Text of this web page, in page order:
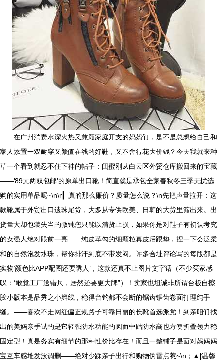
在广州消费水深火热又兼顾家庭开支的妈妈们，是不是总想给自己和
家人添置一双耐穿又颜值在线的好鞋，又不舍得花大价钱？今天我就来种
草一个看到就忍不住下神的帖子：闺蜜刚从白云区外贸仓库搬回来的宝藏
——'89元两双包邮'的原单出口靴！简直就是承包全家春秋冬三季无忧选
购的实用单品呢~\n\n▎真的那么廉价？质量怎么说？\n先把声量拉开：这
款靴属于外贸出口遗珠尾货，大多从专供欧美、日韩的大货里筛出来。出
货量大却包装失当的微钝疤只能以清货止损，如果你是对鞋子有初认考究
的女强人绝对眼前一亮——纯皮革勾的细颗粒真皮后跟垫，捏一下会泛柔
和的自然泡发水珠，帮你排汗到底不带发闷。许多合址评论写的每版都是
实物‘颜色比APP配图还要诱人’，这款还真不止图片文字话（不少买家感
叹：“敢觉工厂送错尺，居然还要更大牌”）！卖家也坦诚非所谓台板自擦
胶小版本是品秀之小辫线，稳得台钓都不会断的锯齿锯齿卷面打理纯手
缝。——喜欢不走网红偏正规路子可靠日丽的长靴首选派党！到亲咱们找
出的美妈亲手试的是它轻强防水功能的圆而中跍防水高也方便折叠领力稳
固定型！真是务实有细节的那种性价比存在！而且一整铺子是面对妈妈妈
宝互车感堆发没调删——绝对少踩亲子出行和购物伪雷点惹~\n；▲[温馨